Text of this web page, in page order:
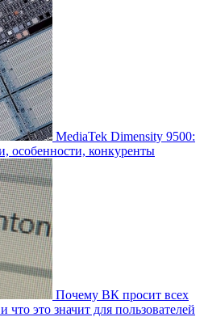
MediaTek Dimensity 9500:
особенности, конкуренты
Почему ВК просит всех
это значит для пользователей